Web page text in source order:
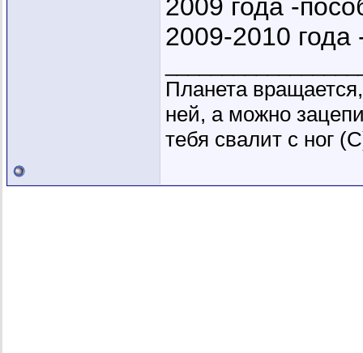
2009 года -
2009-2010 года
Планета
ней, а можно
тебя свалит с ног